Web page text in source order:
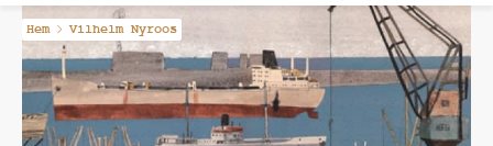
Fortsätt
till
innehållet
Hem Vilhelm Nyroos